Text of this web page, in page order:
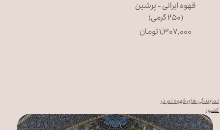
قهوه ایرانی - پرشین
(۲۵۰ گرمی)
۱,۳۰۷,۰۰۰ تومان
نمایندگی های قهوه لم در
کشور